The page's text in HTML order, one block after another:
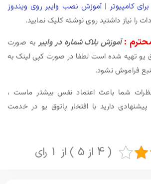
برای کامپیوتر |آموزش نصب وایبر روی ویندوز
را نیاز داشتید روی نوشته کلیک نمایید.
:آموزش بلاک شماره در وایبربه صورت
یو تهیه شده است لطفا در صورت کپی لینک به
فراموش نشود.
شما باعث اعتماد نفس بیشتر ماست ،
پیشنهادی دارید با افتخار پاتوق یو در خدمت
( 4 از 5 ) از 1 رای